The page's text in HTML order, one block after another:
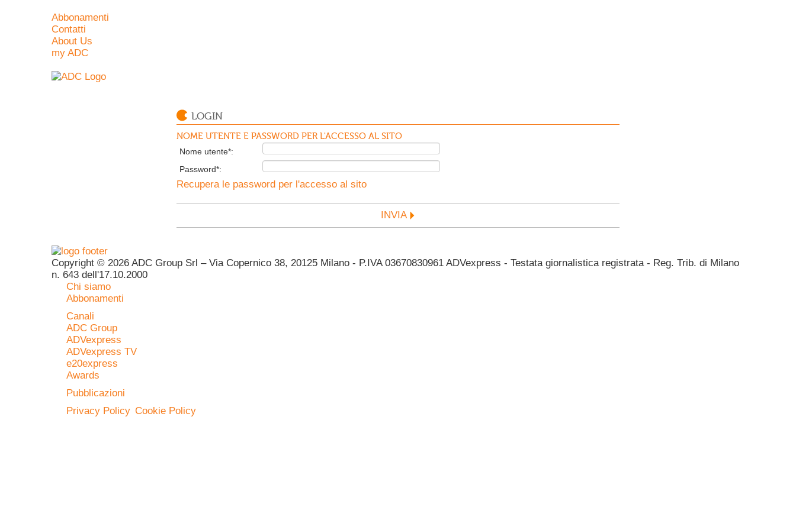
Abbonamenti
Contatti
About Us
my ADC
LOGIN
NOME UTENTE E PASSWORD PER L'ACCESSO AL SITO
Nome utente*:
Password*:
Recupera le password per l'accesso al sito
INVIA
Copyright © 2026 ADC Group Srl – Via Copernico 38, 20125 Milano - P.IVA 03670830961 ADVexpress - Testata giornalistica registrata - Reg. Trib. di Milano
n. 643 dell'17.10.2000
Chi siamo
Abbonamenti
Canali
ADC Group
ADVexpress
ADVexpress TV
e20express
Awards
Pubblicazioni
Privacy Policy Cookie Policy